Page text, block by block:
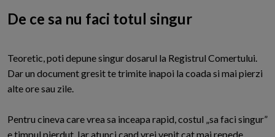
De ce sa nu faci totul singur
Teoretic, poti depune singur dosarul la Registrul Comertului.
Dar un document gresit te trimite inapoi la coada si mai pierzi
alte ore sau zile.
Pentru cineva care vrea sa inceapa rapid, costul „sa faci singur”
e timpul pierdut. Iar atunci cand vrei venit cat mai repede,